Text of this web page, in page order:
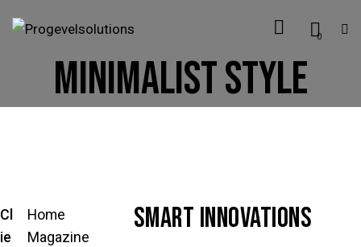
0
MINIMALIST STYLE
Cl
ie
Home
Magazine
SMART INNOVATIONS